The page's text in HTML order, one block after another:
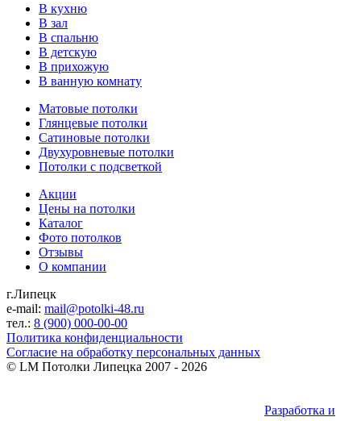
В кухню
В зал
В спальню
В детскую
В прихожую
В ванную комнату
Матовые потолки
Глянцевые потолки
Сатиновые потолки
Двухуровневые потолки
Потолки с подсветкой
Акции
Цены на потолки
Каталог
Фото потолков
Отзывы
О компании
г.Липецк
e-mail: mail@potolki-48.ru
тел.: 8 (900) 000-00-00
Политика конфиденциальности
Согласие на обработку персональных данных
© LM Потолки Липецка 2007 - 2026
Разработка и